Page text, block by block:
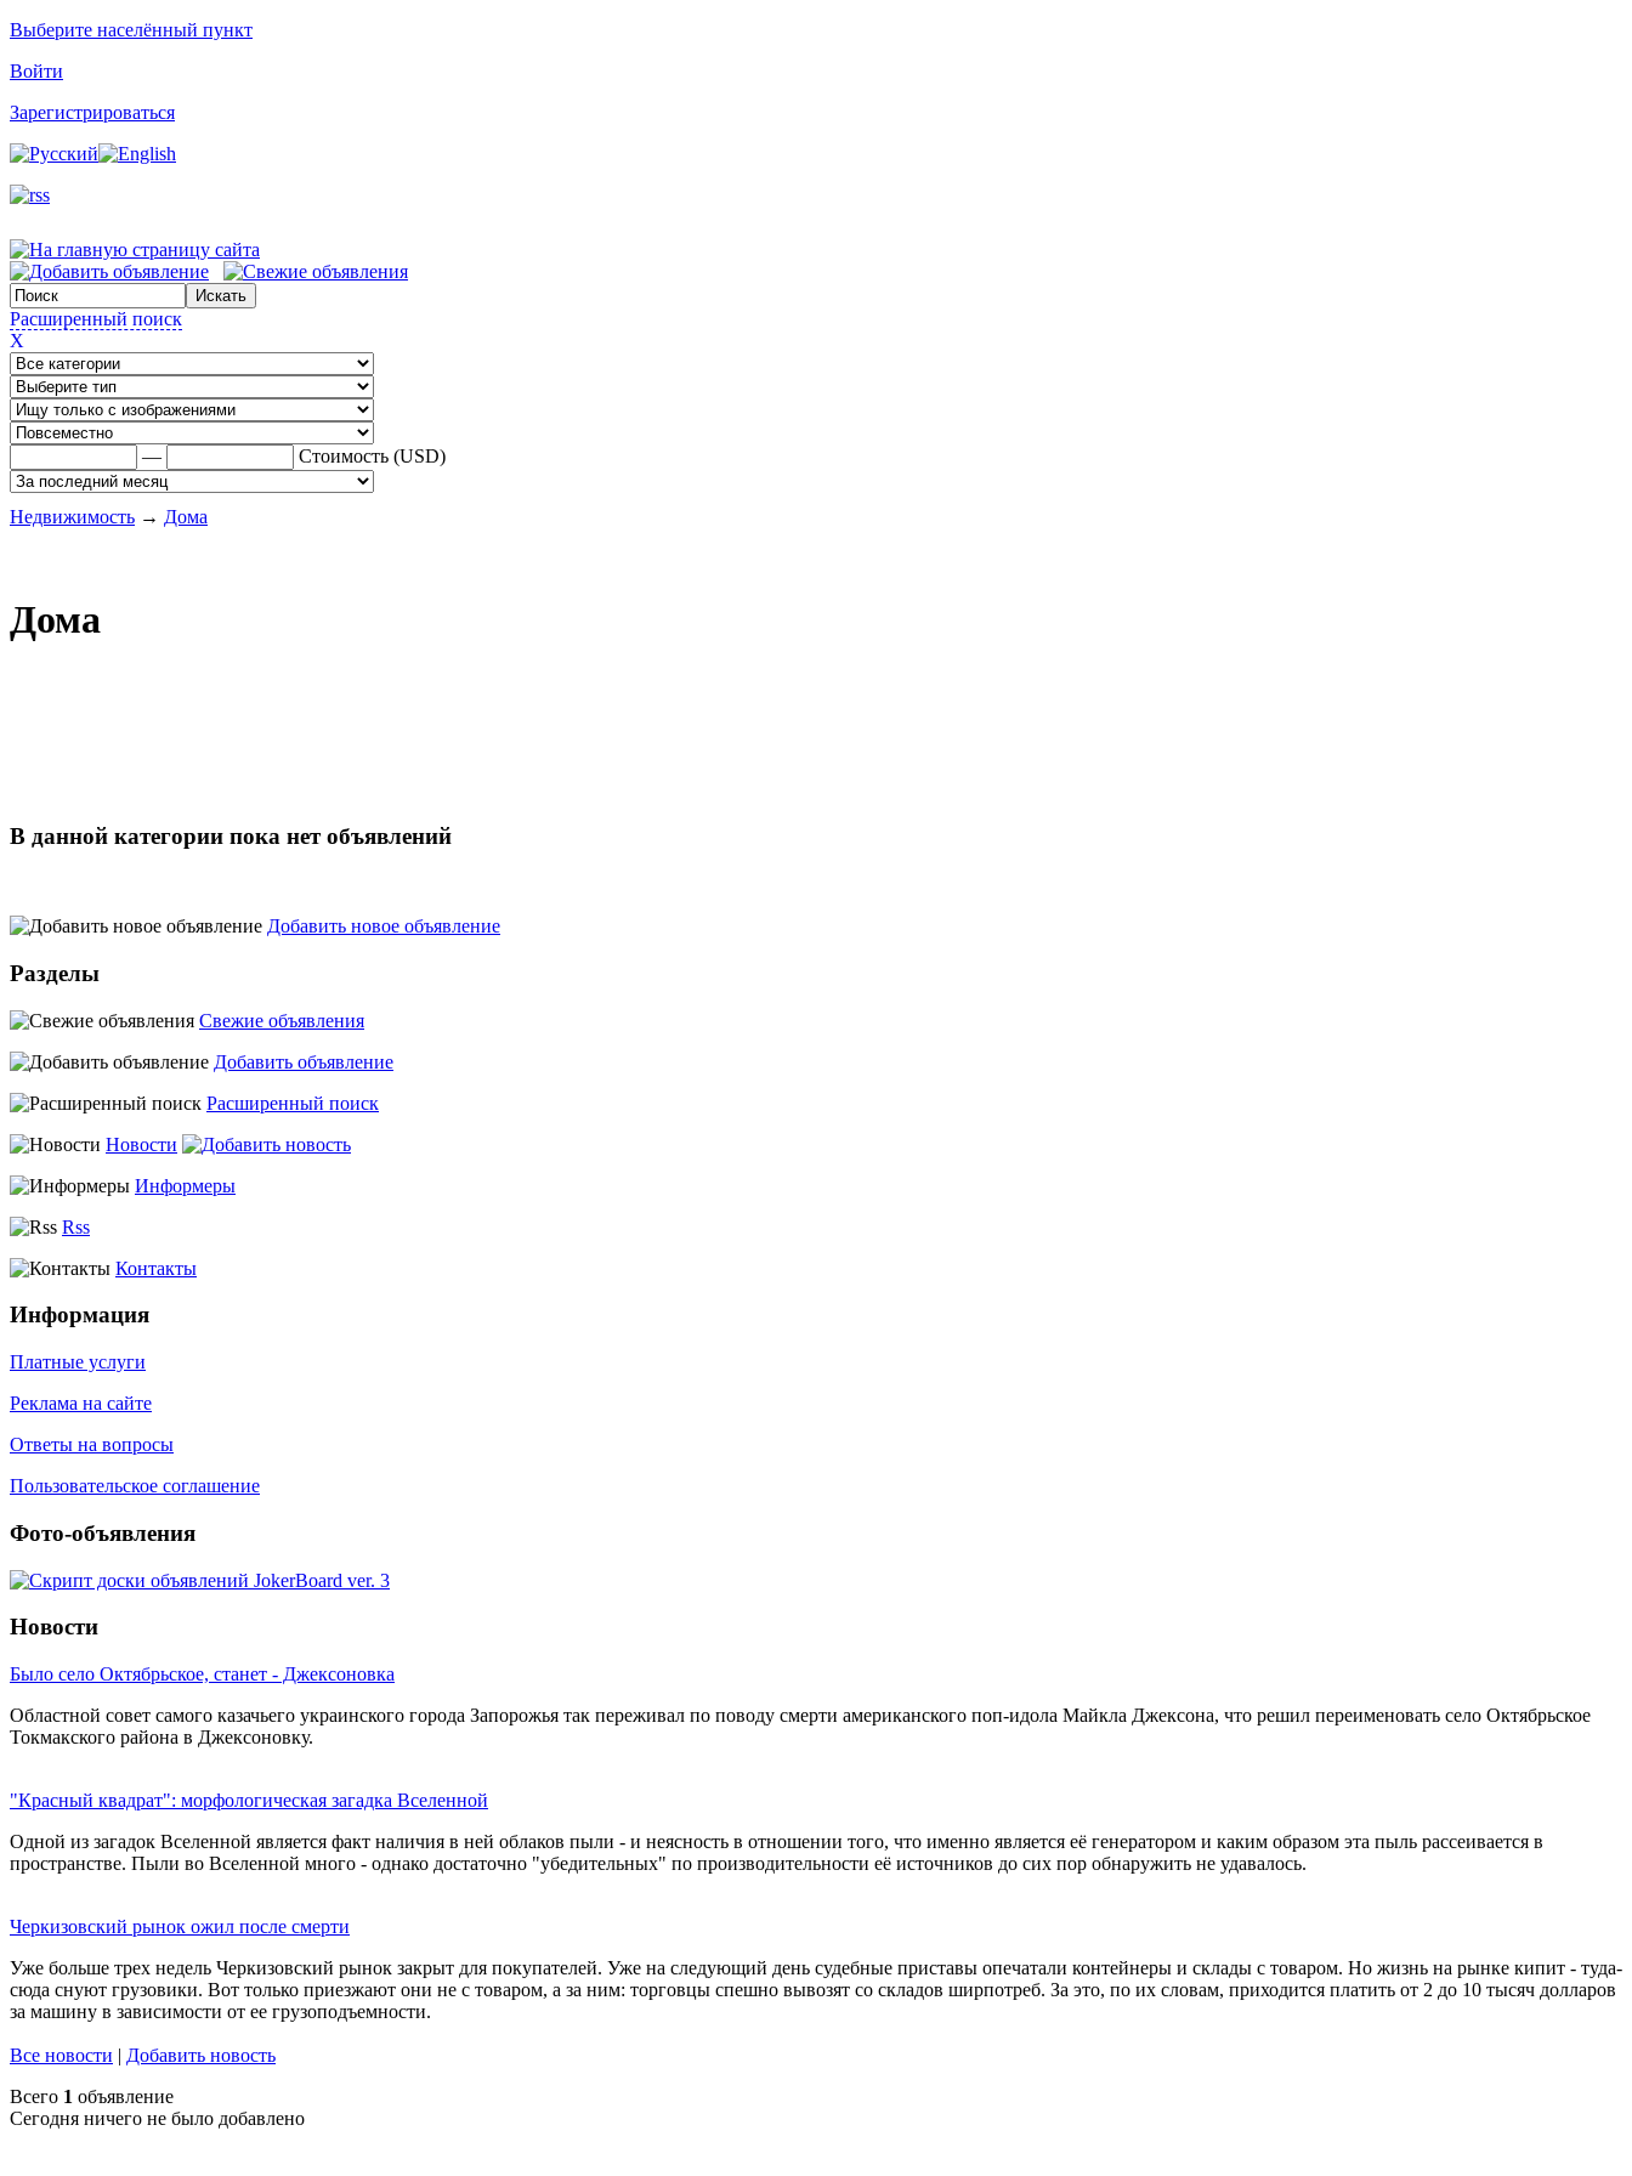
Выберите населённый пункт
Войти
Зарегистрироваться
Расширенный поиск
X
— Стоимость (USD)
Недвижимость → Дома
Дома
В данной категории пока нет объявлений
Добавить новое объявление
Разделы
Свежие объявления
Добавить объявление
Расширенный поиск
Новости
Информеры
Rss
Контакты
Информация
Платные услуги
Реклама на сайте
Ответы на вопросы
Пользовательское соглашение
Фото-объявления
Новости
Было село Октябрьское, станет - Джексоновка
Областной совет самого казачьего украинского города Запорожья так переживал по поводу смерти американского поп-идола Майкла Джексона, что решил переименовать село Октябрьское
Токмакского района в Джексоновку.
"Красный квадрат": морфологическая загадка Вселенной
Одной из загадок Вселенной является факт наличия в ней облаков пыли - и неясность в отношении того, что именно является её генератором и каким образом эта пыль рассеивается в
пространстве. Пыли во Вселенной много - однако достаточно "убедительных" по производительности её источников до сих пор обнаружить не удавалось.
Черкизовский рынок ожил после смерти
Уже больше трех недель Черкизовский рынок закрыт для покупателей. Уже на следующий день судебные приставы опечатали контейнеры и склады с товаром. Но жизнь на рынке кипит - туда-
сюда снуют грузовики. Вот только приезжают они не с товаром, а за ним: торговцы спешно вывозят со складов ширпотреб. За это, по их словам, приходится платить от 2 до 10 тысяч долларов
за машину в зависимости от ее грузоподъемности.
Все новости | Добавить новость
Всего 1 объявление
Сегодня ничего не было добавлено